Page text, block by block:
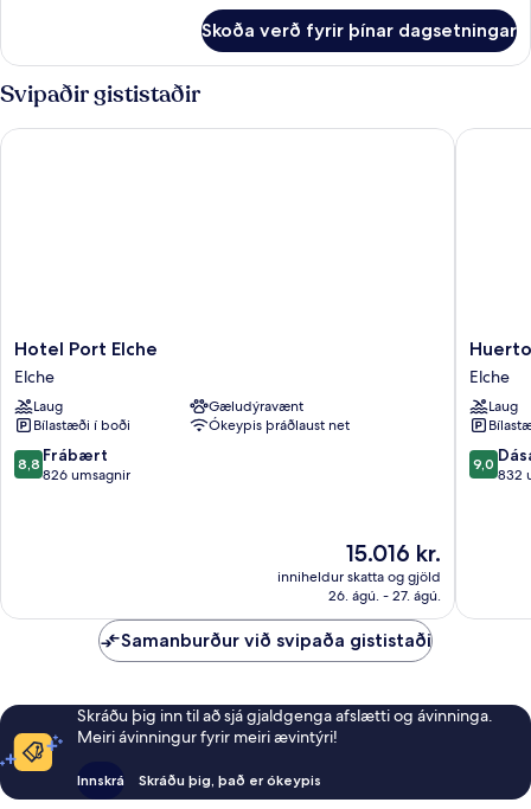
Skoða verð fyrir þínar dagsetningar
Svipaðir gististaðir
Hotel
Port
Elche
Elche
Hotel Port Elche
Elche
Laug
Gæludýravænt
Bílastæði í boði
Ókeypis þráðlaust net
8.8
af
8,8 Frábært
826 umsagnir
Verðið
er
15.016 kr.
15.016 kr.
inniheldur skatta og gjöld
26. ágú. - 27. ágú.
Hotel Port Elche
Huerto
Del
Cura
Hotel
Elche
Elche
Laug
9.0
af
9,0
832
Huerto
Samanburður við svipaða gististaði
Skráðu þig inn til að sjá gjaldgenga afslætti og ávinninga.
Meiri ávinningur fyrir meiri ævintýri!
Innskrá Skráðu þig, það er ókeypis